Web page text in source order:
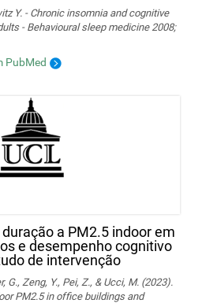
Y. - Chronic insomnia and cognitive
- Behavioural sleep medicine 2008;
PubMed
a PM2.5 indoor em
e desempenho cognitivo
de intervenção
G., Zeng, Y., Pei, Z., & Ucci, M. (2023).
PM2.5 in office buildings and